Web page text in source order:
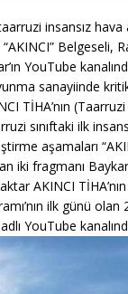
MANŞET
[ 08/08/2026
MANŞET
[ 08/08/2026
insansız
Belgeseli,
YouTube
sanayiinde
TİHA’nın
sınıftaki ilk
aşamaları
iki fragmanı
AKINCI
ilk günü
YouTube